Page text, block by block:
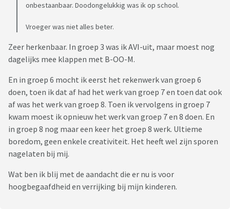
onbestaanbaar. Doodongelukkig was ik op school.
Vroeger was niet alles beter.
Zeer herkenbaar. In groep 3 was ik AVI-uit, maar moest nog
dagelijks mee klappen met B-OO-M.
En in groep 6 mocht ik eerst het rekenwerk van groep 6
doen, toen ik dat af had het werk van groep 7 en toen dat ook
af was het werk van groep 8. Toen ik vervolgens in groep 7
kwam moest ik opnieuw het werk van groep 7 en 8 doen. En
in groep 8 nog maar een keer het groep 8 werk. Ultieme
boredom, geen enkele creativiteit. Het heeft wel zijn sporen
nagelaten bij mij.
Wat ben ik blij met de aandacht die er nu is voor
hoogbegaafdheid en verrijking bij mijn kinderen.